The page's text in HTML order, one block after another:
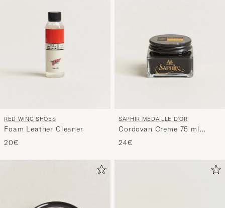
RED WING SHOES
Foam Leather Cleaner
20€
SAPHIR MEDAILLE D'OR
Cordovan Creme 75 ml
Black
24€